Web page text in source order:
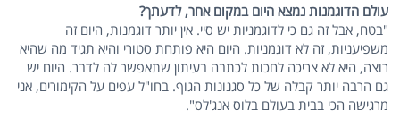
עולם הדוגמנות נמצא היום במקום אחר, לדעתך?
"בטח, אבל זה גם כי לדוגמניות יש סיי. אין יותר דוגמנות, היום זה
משפיעניות, זה לא דוגמניות. היום היא פותחת סטורי והיא תגיד מה שהיא
רוצה, היא לא צריכה לחכות לכתבה בעיתון שתאפשר לה לדבר. היום יש
גם הרבה יותר קבלה של כל סגנונות הגוף. בחו"ל עפים על הקימורים, אני
מרגישה הכי בבית בעולם בלוס אנג'לס".